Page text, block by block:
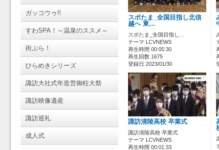
ガッコウゥ!!
すわSPA！～温泉のススメ～
街ぶら！
ひらめきシリーズ
諏訪大社式年造営御柱大祭
諏訪映像遺産
諏訪巡礼
成人式
スポたま_全国目指し北信
越へ 東…
スポたま_全国目指し…
テーマ LCVNEWS
再生時間 00:05:30
再生回数 1675
登録日 2023/01/30
諏訪清陵高校 卒業式
諏訪清陵高校 卒業式
テーマ LCVNEWS
再生時間 00:01:33